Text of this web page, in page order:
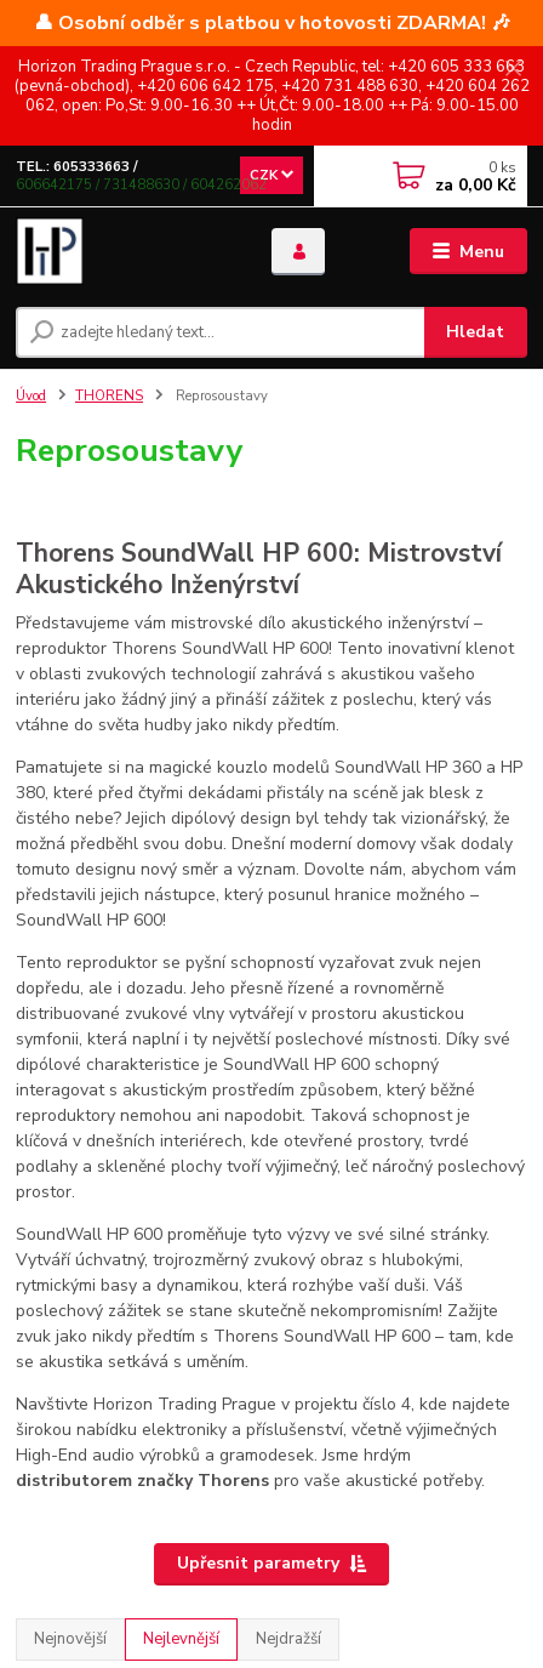
👤 Osobní odběr s platbou v hotovosti ZDARMA! 🎶
Horizon Trading Prague s.r.o. - Czech Republic, tel: +420 605 333 663
(pevná-obchod), +420 606 642 175, +420 731 488 630, +420 604 262
062, open: Po,St: 9.00-16.30 ++ Út,Čt: 9.00-18.00 ++ Pá: 9.00-15.00
hodin
Menu
CZK
Hledat
TEL.: 605333663 /
606642175 / 731488630 / 604262062
0 ks
za 0,00 Kč
Úvod THORENS Reprosoustavy
Reprosoustavy
Thorens SoundWall HP 600: Mistrovství
Akustického Inženýrství
Představujeme vám mistrovské dílo akustického inženýrství –
reproduktor Thorens SoundWall HP 600! Tento inovativní klenot
v oblasti zvukových technologií zahrává s akustikou vašeho
interiéru jako žádný jiný a přináší zážitek z poslechu, který vás
vtáhne do světa hudby jako nikdy předtím.
Pamatujete si na magické kouzlo modelů SoundWall HP 360 a HP
380, které před čtyřmi dekádami přistály na scéně jak blesk z
čistého nebe? Jejich dipólový design byl tehdy tak vizionářský, že
možná předběhl svou dobu. Dnešní moderní domovy však dodaly
tomuto designu nový směr a význam. Dovolte nám, abychom vám
představili jejich nástupce, který posunul hranice možného –
SoundWall HP 600!
Tento reproduktor se pyšní schopností vyzařovat zvuk nejen
dopředu, ale i dozadu. Jeho přesně řízené a rovnoměrně
distribuované zvukové vlny vytvářejí v prostoru akustickou
symfonii, která naplní i ty největší poslechové místnosti. Díky své
dipólové charakteristice je SoundWall HP 600 schopný
interagovat s akustickým prostředím způsobem, který běžné
reproduktory nemohou ani napodobit. Taková schopnost je
klíčová v dnešních interiérech, kde otevřené prostory, tvrdé
podlahy a skleněné plochy tvoří výjimečný, leč náročný poslechový
prostor.
SoundWall HP 600 proměňuje tyto výzvy ve své silné stránky.
Vytváří úchvatný, trojrozměrný zvukový obraz s hlubokými,
rytmickými basy a dynamikou, která rozhýbe vaší duši. Váš
poslechový zážitek se stane skutečně nekompromisním! Zažijte
zvuk jako nikdy předtím s Thorens SoundWall HP 600 – tam, kde
se akustika setkává s uměním.
Navštivte Horizon Trading Prague v projektu číslo 4, kde najdete
širokou nabídku elektroniky a příslušenství, včetně výjimečných
High-End audio výrobků a gramodesek. Jsme hrdým
distributorem značky Thorens pro vaše akustické potřeby.
Upřesnit parametry
Nejnovější Nejlevnější Nejdražší